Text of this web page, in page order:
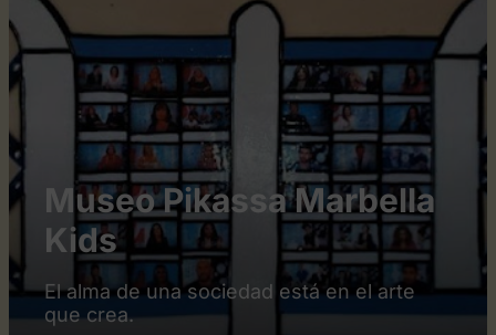
Museo Pikassa Marbella
Kids
El alma de una sociedad está en el arte
que crea.